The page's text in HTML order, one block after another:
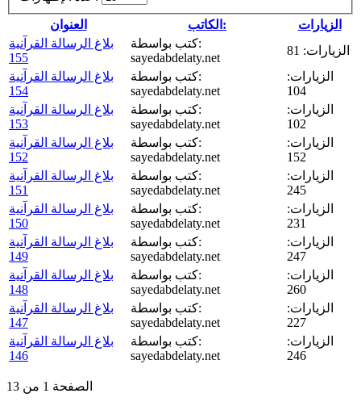
العنوان الكاتب:
الزيارات
بلاغ الرسالة القرآنية
155
كتب بواسطة:
sayedabdelaty.net
الزيارات: 81
بلاغ الرسالة القرآنية
154
كتب بواسطة:
sayedabdelaty.net
الزيارات:
104
بلاغ الرسالة القرآنية
153
كتب بواسطة:
sayedabdelaty.net
الزيارات:
102
بلاغ الرسالة القرآنية
152
كتب بواسطة:
sayedabdelaty.net
الزيارات:
152
بلاغ الرسالة القرآنية
151
كتب بواسطة:
sayedabdelaty.net
الزيارات:
245
بلاغ الرسالة القرآنية
150
كتب بواسطة:
sayedabdelaty.net
الزيارات:
231
بلاغ الرسالة القرآنية
149
كتب بواسطة:
sayedabdelaty.net
الزيارات:
247
بلاغ الرسالة القرآنية
148
كتب بواسطة:
sayedabdelaty.net
الزيارات:
260
بلاغ الرسالة القرآنية
147
كتب بواسطة:
sayedabdelaty.net
الزيارات:
227
بلاغ الرسالة القرآنية
146
كتب بواسطة:
sayedabdelaty.net
الزيارات:
246
الصفحة 1 من 13